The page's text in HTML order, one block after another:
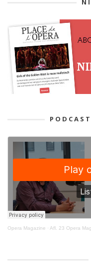
Opera Magazine · Afl. 23 Opera